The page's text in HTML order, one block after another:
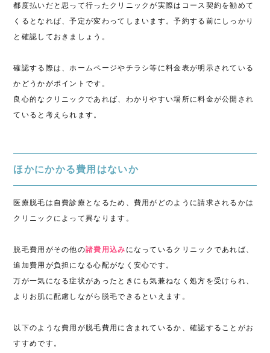
都度払いだと思って行ったクリニックが実際はコース契約を勧めて
くるとなれば、予定が変わってしまいます。予約する前にしっかり
と確認しておきましょう。
確認する際は、ホームページやチラシ等に料金表が明示されている
かどうかがポイントです。
良心的なクリニックであれば、わかりやすい場所に料金が公開され
ていると考えられます。
ほかにかかる費用はないか
医療脱毛は自費診療となるため、費用がどのように請求されるかは
クリニックによって異なります。
脱毛費用がその他の諸費用込み になっているクリニックであれば、
追加費用が負担になる心配がなく安心です。
万が一気になる症状があったときにも気兼ねなく処方を受けられ、
よりお肌に配慮しながら脱毛できるといえます。
以下のような費用が脱毛費用に含まれているか、確認することがお
すすめです。